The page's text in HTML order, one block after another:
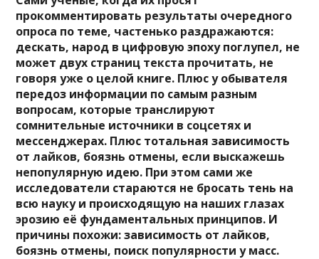
прокомментировать результаты очередного
опроса по теме, частенько раздражаются:
дескать, народ в цифровую эпоху поглупел, не
может двух страниц текста прочитать, не
говоря уже о целой книге. Плюс у обывателя
передоз информации по самым разным
вопросам, которые транслируют
сомнительные источники в соцсетях и
мессенджерах. Плюс тотальная зависимость
от лайков, боязнь отмены, если выскажешь
непопулярную идею. При этом сами же
исследователи стараются не бросать тень на
всю науку и происходящую на наших глазах
эрозию её фундаментальных принципов. И
причины похожи: зависимость от лайков,
боязнь отмены, поиск популярности у масс.